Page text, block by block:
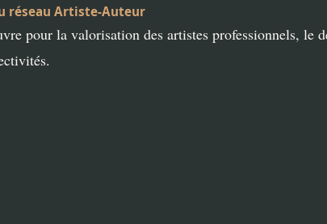
réseau Artiste-Auteur
pour la valorisation des artistes professionnels, le